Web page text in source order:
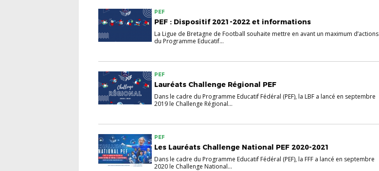
PEF
PEF : Dispositif 2021-2022 et informations
La Ligue de Bretagne de Football souhaite mettre en avant un maximum d’actions
du Programme Educatif...
PEF
Lauréats Challenge Régional PEF
Dans le cadre du Programme Educatif Fédéral (PEF), la LBF a lancé en septembre
2019 le Challenge Régional...
PEF
Les Lauréats Challenge National PEF 2020-2021
Dans le cadre du Programme Educatif Fédéral (PEF), la FFF a lancé en septembre
2020 le Challenge National...